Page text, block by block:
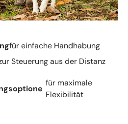
für einfache Handhabung
Steuerung aus der Distanz
für maximale
Flexibilität